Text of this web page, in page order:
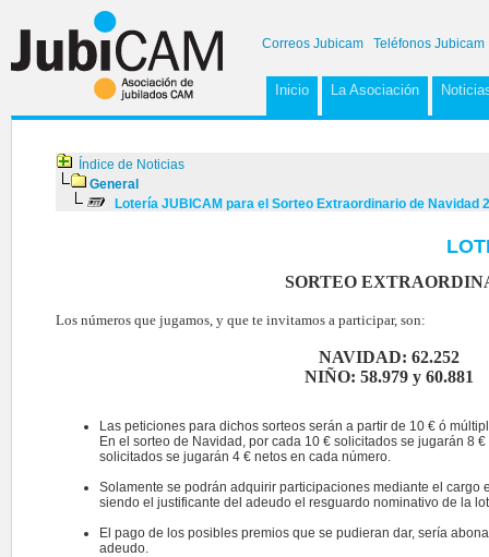
Correos Jubicam Teléfonos Jubicam
Inicio La Asociación
Índice de Noticias
General
Lotería JUBICAM para el Sorteo Extraordinario de Navidad
SORTEO
Los números que jugamos, y que te invitamos a participar, son:
NAVIDAD: 62.252
NIÑO: 58.979 y 60.881
Las peticiones para dichos sorteos serán a partir de 10 € ó
En el sorteo de Navidad, por cada 10 € solicitados se jugarán 8
solicitados se jugarán 4 € netos en cada número.
Solamente se podrán adquirir participaciones mediante el cargo
siendo el justificante del adeudo el resguardo nominativo de la
El pago de los posibles premios que se pudieran dar, sería
adeudo.